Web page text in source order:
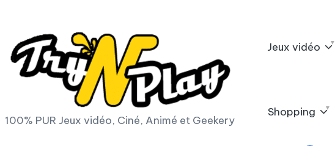
T
100% PUR Jeux vidéo, Ciné, Animé et Geekery
Jeux vidéo
Shopping